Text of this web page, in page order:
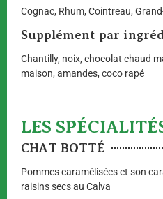
Cognac, Rhum, Cointreau,
Supplément par
Chantilly, noix, chocolat chaud
maison, amandes, coco rapé
LES
CHAT BOTTÉ
Pommes caramélisées et son
raisins secs au Calva